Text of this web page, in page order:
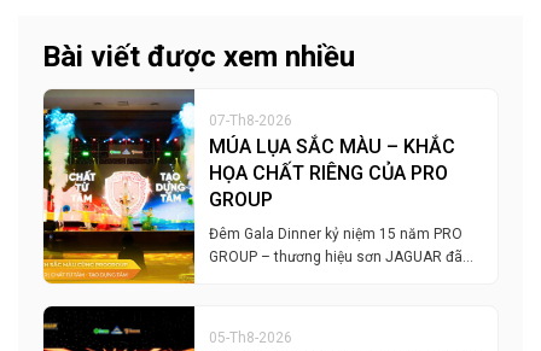
Bài viết được xem nhiều
07-Th8-2026
MÚA LỤA SẮC MÀU – KHẮC
HỌA CHẤT RIÊNG CỦA PRO
GROUP
Đêm Gala Dinner kỷ niệm 15 năm PRO
GROUP – thương hiệu sơn JAGUAR đã…
05-Th8-2026